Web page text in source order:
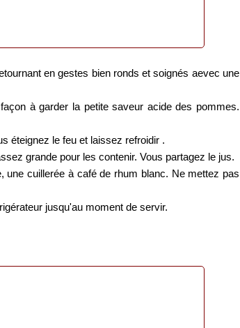
en gestes bien ronds et soignés aevec une
à garder la petite saveur acide des pommes.
éteignez le feu et laissez refroidir .
grande pour les contenir. Vous partagez le jus.
cuillerée à café de rhum blanc. Ne mettez pas
jusqu'au moment de servir.